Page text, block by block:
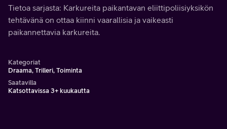
Tietoa sarjasta: Karkureita paikantavan eliittipoliisiyksikön
tehtävänä on ottaa kiinni vaarallisia ja vaikeasti
paikannettavia karkureita.
Kategoriat
Draama, Trilleri, Toiminta
Saatavilla
Katsottavissa 3+ kuukautta